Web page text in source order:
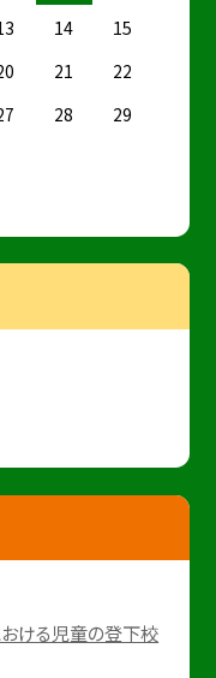
14
15
21
22
28
29
ける児童の登下校